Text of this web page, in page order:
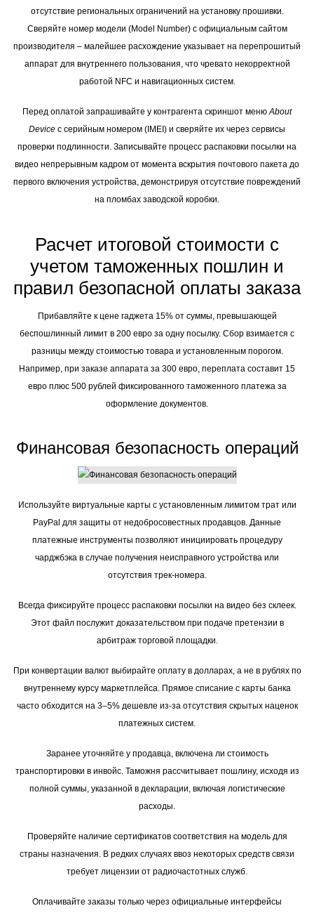
отсутствие региональных ограничений на установку прошивки.
Сверяйте номер модели (Model Number) с официальным сайтом
производителя – малейшее расхождение указывает на перепрошитый
аппарат для внутреннего пользования, что чревато некорректной
работой NFC и навигационных систем.
Перед оплатой запрашивайте у контрагента скриншот менюAbout
Device с серийным номером (IMEI) и сверяйте их через сервисы
проверки подлинности. Записывайте процесс распаковки посылки на
видео непрерывным кадром от момента вскрытия почтового пакета до
первого включения устройства, демонстрируя отсутствие повреждений
на пломбах заводской коробки.
Расчет итоговой стоимости с
учетом таможенных пошлин и
правил безопасной оплаты заказа
Прибавляйте к цене гаджета 15% от суммы, превышающей
беспошлинный лимит в 200 евро за одну посылку. Сбор взимается с
разницы между стоимостью товара и установленным порогом.
Например, при заказе аппарата за 300 евро, переплата составит 15
евро плюс 500 рублей фиксированного таможенного платежа за
оформление документов.
Финансовая безопасность операций
Используйте виртуальные карты с установленным лимитом трат или
PayPal для защиты от недобросовестных продавцов. Данные
платежные инструменты позволяют инициировать процедуру
чарджбэка в случае получения неисправного устройства или
отсутствия трек-номера.
Всегда фиксируйте процесс распаковки посылки на видео без склеек.
Этот файл послужит доказательством при подаче претензии в
арбитраж торговой площадки.
При конвертации валют выбирайте оплату в долларах, а не в рублях по
внутреннему курсу маркетплейса. Прямое списание с карты банка
часто обходится на 3–5% дешевле из-за отсутствия скрытых наценок
платежных систем.
Заранее уточняйте у продавца, включена ли стоимость
транспортировки в инвойс. Таможня рассчитывает пошлину, исходя из
полной суммы, указанной в декларации, включая логистические
расходы.
Проверяйте наличие сертификатов соответствия на модель для
страны назначения. В редких случаях ввоз некоторых средств связи
требует лицензии от радиочастотных служб.
Оплачивайте заказы только через официальные интерфейсы